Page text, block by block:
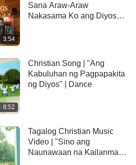
ng mga pagsubok,
nang kaunti,
ng kamatayan,
sa Diyos
3:54
Sana Araw-Araw
Nakasama Ko ang Diyos
8:52
Christian Song | "Ang
Kabuluhan ng Pagpapakita
ng Diyos" | Dance
Tagalog Christian Music
Video | "Sino ang
Naunawaan na Kailanman